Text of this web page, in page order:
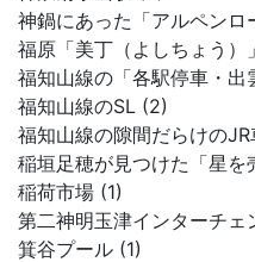
神鍋にあった「アルペンロ
福原「美丁（よしちょう）
福知山線の「各駅停車・出
福知山線のSL (2)
福知山線の隙間だらけの
稲垣足穂が見つけた「星を
稲荷市場 (1)
第二神明玉津インターチェ
箕谷プール (1)